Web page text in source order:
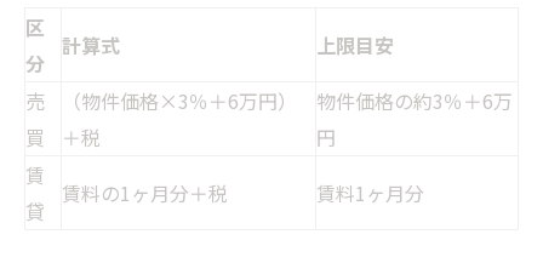
区
分
計算式
上限目安
売
買
（物件価格×3％＋6万円）
＋税
物件価格の約3％＋6万
円
賃
貸
賃料の1ヶ月分＋税 賃料1ヶ月分